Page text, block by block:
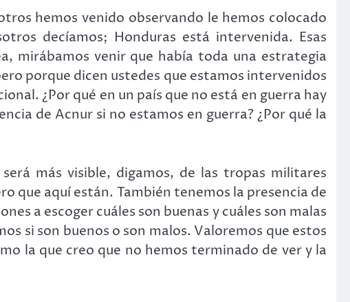
hemos venido observando le hemos colocado
decíamos; Honduras está intervenida. Esas
mirábamos venir que había toda una estrategia
porque dicen ustedes que estamos intervenidos
¿Por qué en un país que no está en guerra hay
de Acnur si no estamos en guerra? ¿Por qué la
más visible, digamos, de las tropas militares
que aquí están. También tenemos la presencia de
a escoger cuáles son buenas y cuáles son malas
si son buenos o son malos. Valoremos que estos
la que creo que no hemos terminado de ver y la